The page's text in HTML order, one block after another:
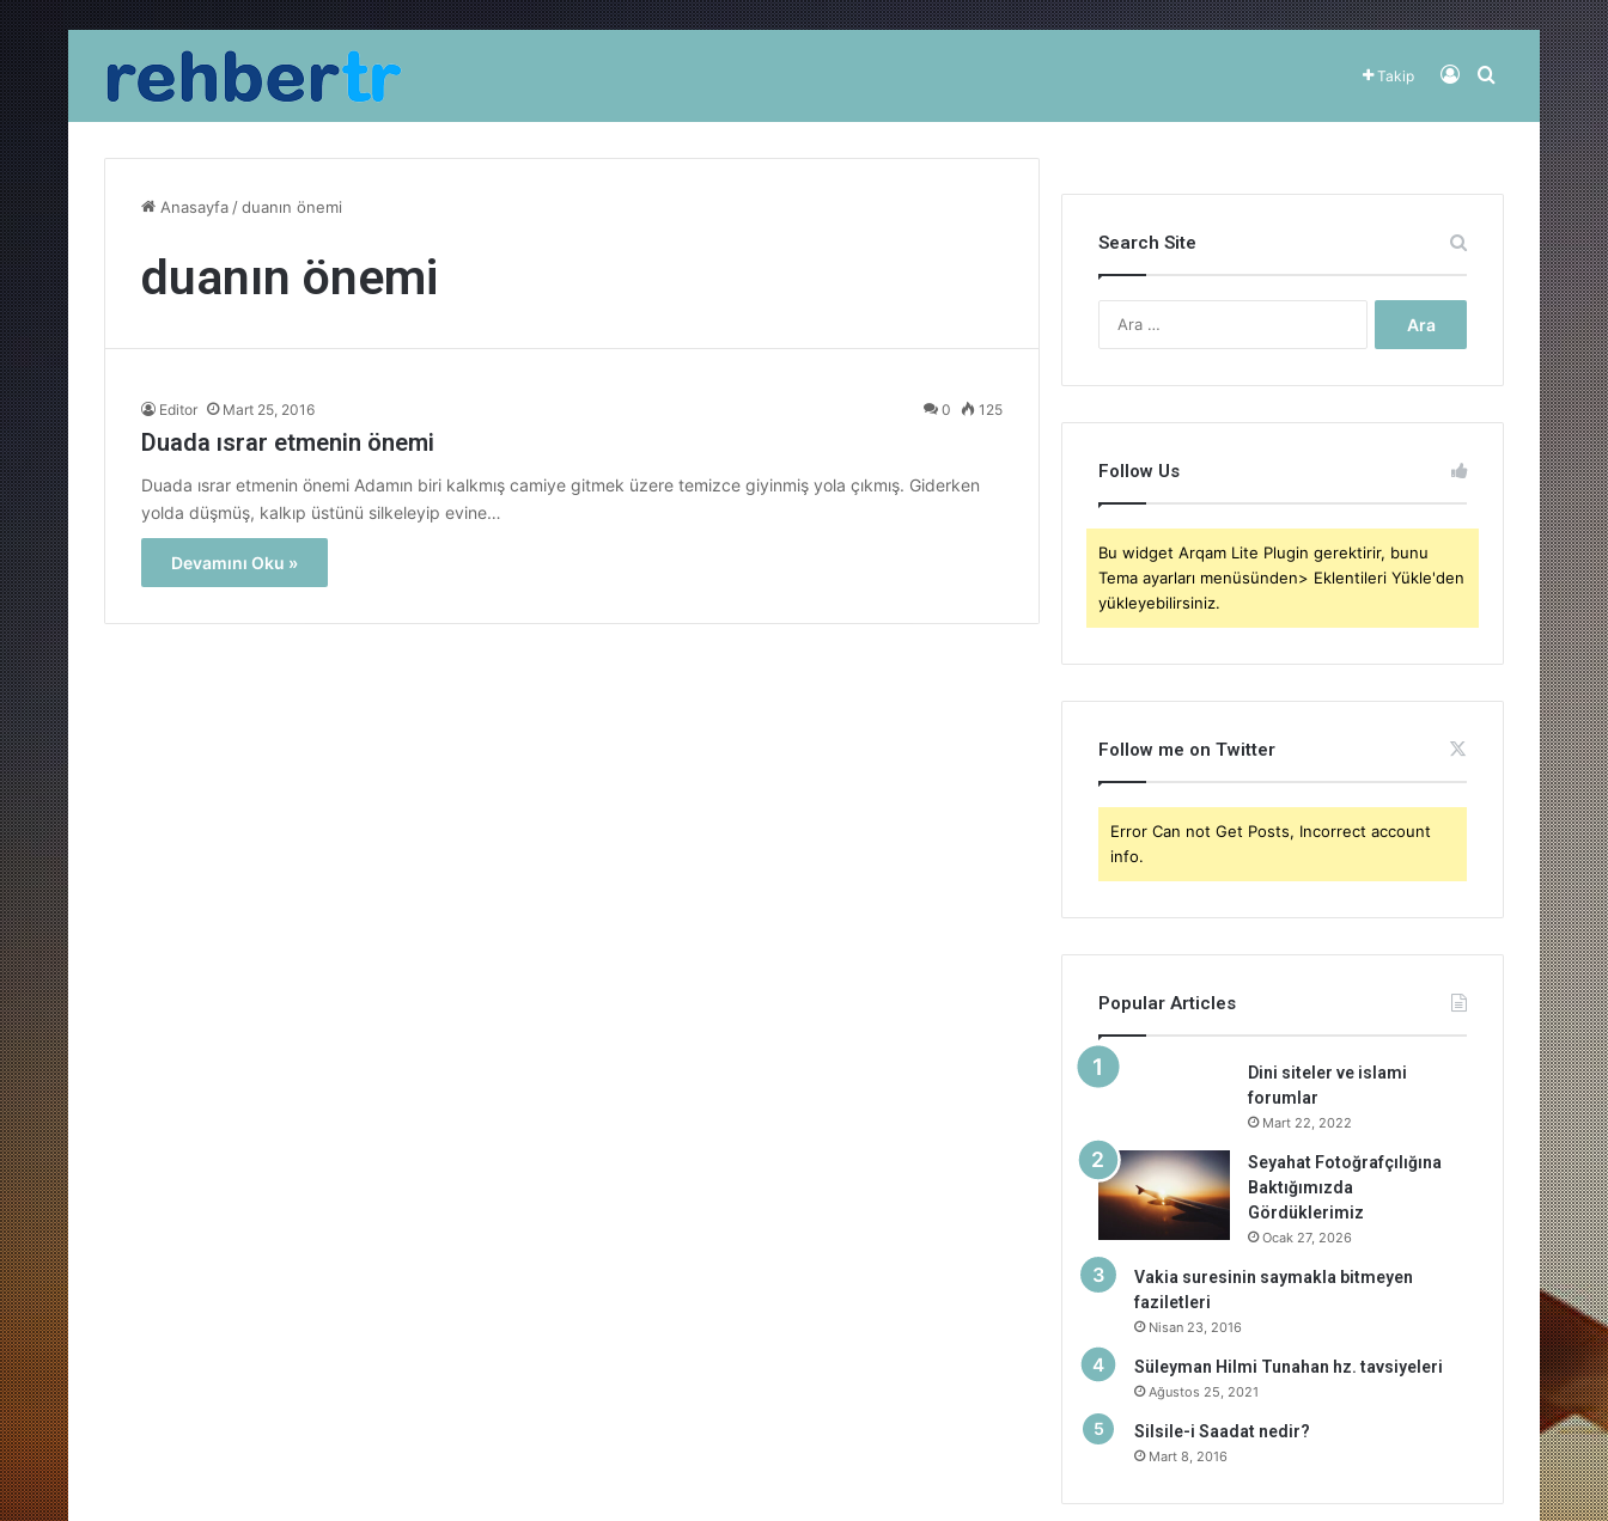
Takip Kayıt OlArama yap
Anasayfa /duanın önemi
duanın önemi
Editor Mart 25, 2016 0 125
Duada ısrar etmenin önemi
Duada ısrar etmenin önemi Adamın biri kalkmış camiye gitmek üzere temizce giyinmiş yola çıkmış. Giderken
yolda düşmüş, kalkıp üstünü silkeleyip evine…
Devamını Oku »
Search Site
Follow Us
Bu widget Arqam Lite Plugin gerektirir, bunu
Tema ayarları menüsünden> Eklentileri Yükle'den
yükleyebilirsiniz.
Follow me on Twitter
Error Can not Get Posts, Incorrect account
info.
Popular Articles
Dini siteler ve islami
forumlar
Mart 22, 2022
Seyahat Fotoğrafçılığına
Baktığımızda
Gördüklerimiz
Ocak 27, 2026
Vakia suresinin saymakla bitmeyen
faziletleri
Nisan 23, 2016
Süleyman Hilmi Tunahan hz. tavsiyeleri
Ağustos 25, 2021
Silsile-i Saadat nedir?
Mart 8, 2016